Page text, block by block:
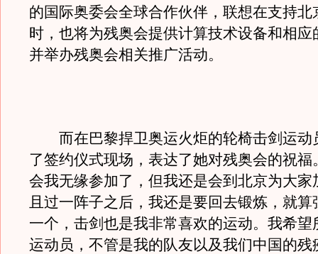
的国际奥委会全球合作伙伴，联想在支持北
时，也将为残奥会提供计算技术设备和相应
并举办残奥会相关推广活动。
而在巴黎捍卫奥运火炬的轮椅击剑运动
了签约仪式现场，表达了她对残奥会的祝福
会我无缘参加了，但我还是会到北京为大家
且过一阵子之后，我还是要回去锻炼，就算
一个，击剑也是我非常喜欢的运动。我希望
运动员，不管是我的队友以及我们中国的残